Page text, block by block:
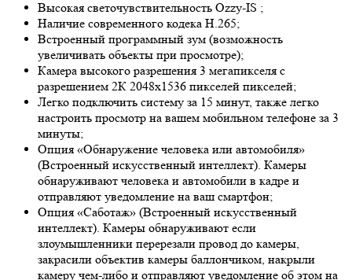
Высокая светочувствительность Ozzy-IS ;
Наличие современного кодека H.265;
Встроенный программный зум (возможность
увеличивать объекты при просмотре);
Камера высокого разрешения 3 мегапикселя с
разрешением 2К 2048х1536 пикселей пикселей;
Легко подключить систему за 15 минут, также легко
настроить просмотр на вашем мобильном телефоне за 3
минуты;
Опция «Обнаружение человека или автомобиля»
(Встроенный искусственный интеллект). Камеры
обнаруживают человека и автомобили в кадре и
отправляют уведомление на ваш смартфон;
Опция «Саботаж» (Встроенный искусственный
интеллект). Камеры обнаруживают если
злоумышленники перерезали провод до камеры,
закрасили объектив камеры баллончиком, накрыли
камеру чем-либо и отправляют уведомление об этом на